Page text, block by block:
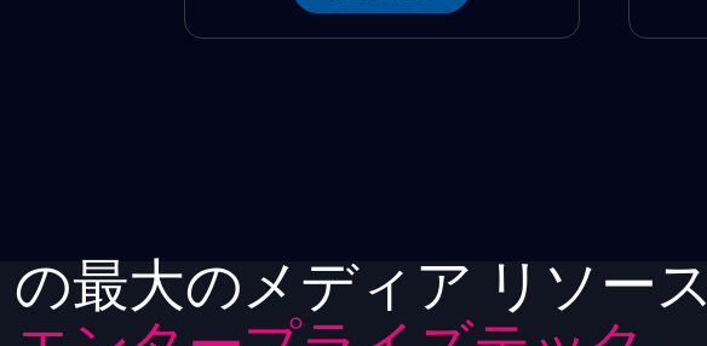
の最大のメディア リソース